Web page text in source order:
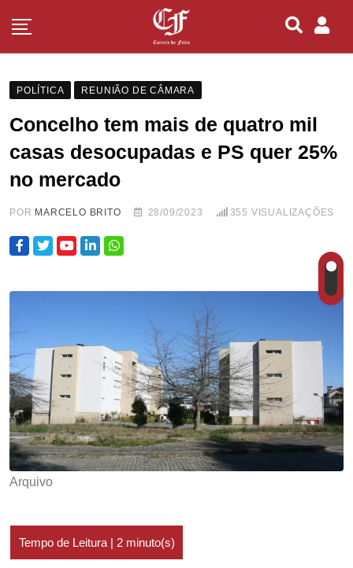
POLÍTICA REUNIÃO DE CÂMARA
Concelho tem mais de quatro mil
casas desocupadas e PS quer 25%
no mercado
POR MARCELO BRITO 28/09/2023 355 VISUALIZAÇÕES
Arquivo